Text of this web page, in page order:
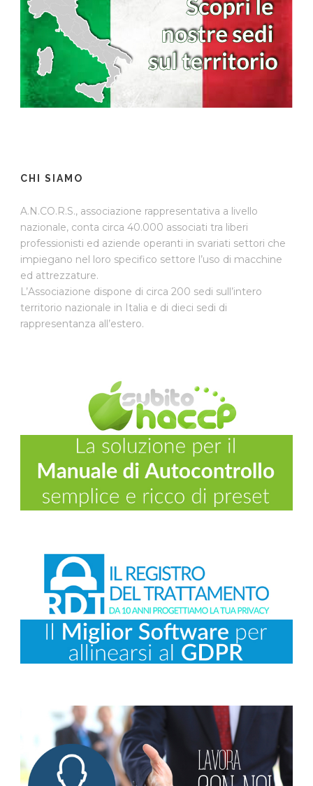
CHI SIAMO
A.N.CO.R.S., associazione rappresentativa a livello
nazionale, conta circa 40.000 associati tra liberi
professionisti ed aziende operanti in svariati settori che
impiegano nel loro specifico settore l’uso di macchine
ed attrezzature.
L’Associazione dispone di circa 200 sedi sull’intero
territorio nazionale in Italia e di dieci sedi di
rappresentanza all’estero.